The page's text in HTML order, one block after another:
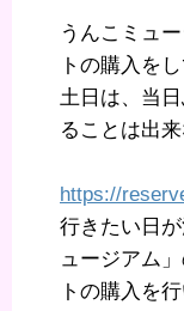
うんこミュ
トの購入を
土日は、当
ることは出来
https://
行きたい日
ュージアム
トの購入を